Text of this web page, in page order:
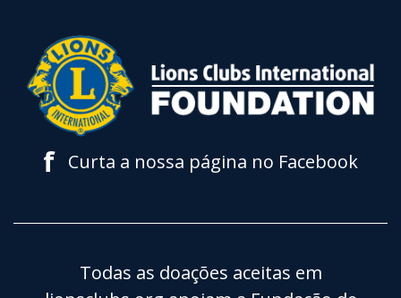
f Curta a nossa página no Facebook
Todas as doações aceitas em